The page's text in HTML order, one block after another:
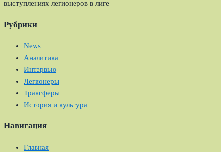
выступлениях легионеров в лиге.
Рубрики
News
Аналитика
Интервью
Легионеры
Трансферы
История и культура
Навигация
Главная